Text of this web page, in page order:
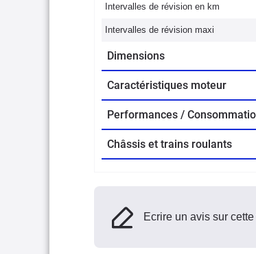
Intervalles de révision en km
Intervalles de révision maxi
Dimensions
Caractéristiques moteur
Performances /
Châssis et trains roulants
Ecrire un avis sur